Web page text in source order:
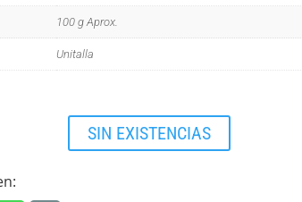
100 g Aprox.
Unitalla
SIN EXISTENCIAS